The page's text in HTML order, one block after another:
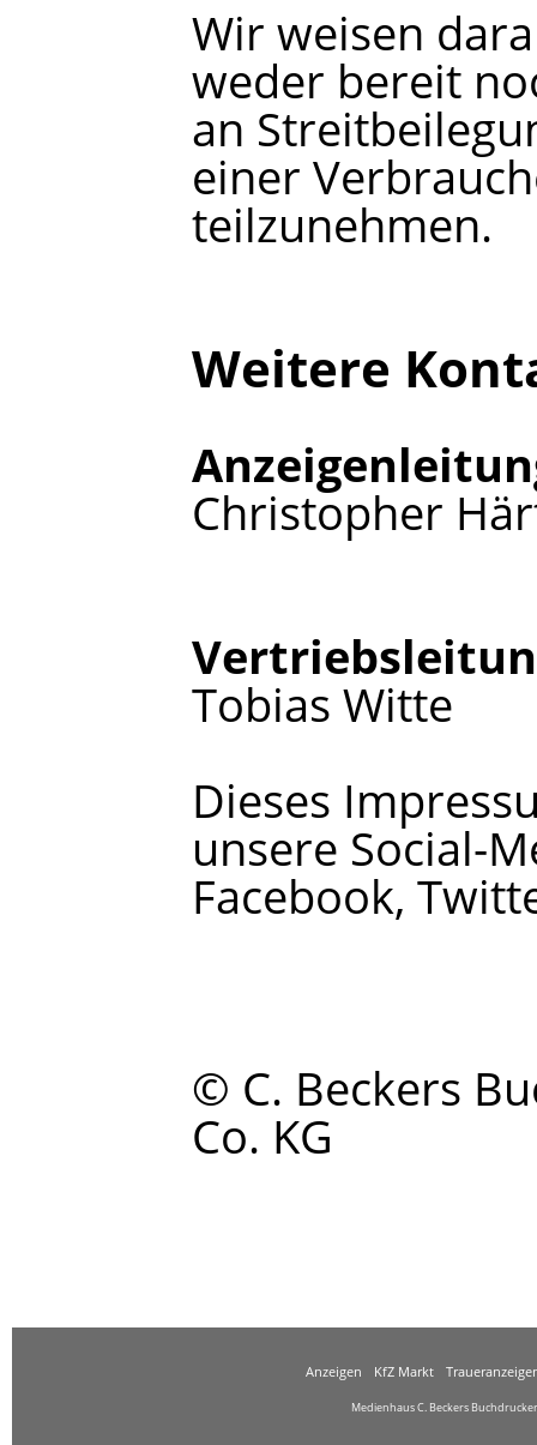
Wir weisen
weder bereit
an
einer
teilzunehmen.
Weitere
Christopher
Tobias Witte
Dieses
unsere Social-
Facebook,
© C. Beckers
Co. KG
Anzeigen KfZ Markt
Medienhaus C. Beckers